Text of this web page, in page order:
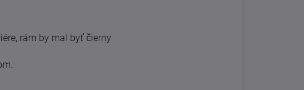
rám by mal byť čierny